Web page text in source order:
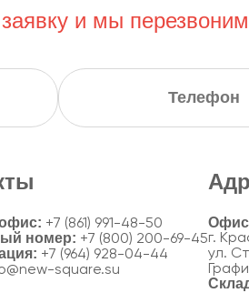
заявку и мы
+7 (861) 991-48-50
номер: +7 (800) 200-69-45
+7 (964) 928-04-44
square.su
г.
ул.